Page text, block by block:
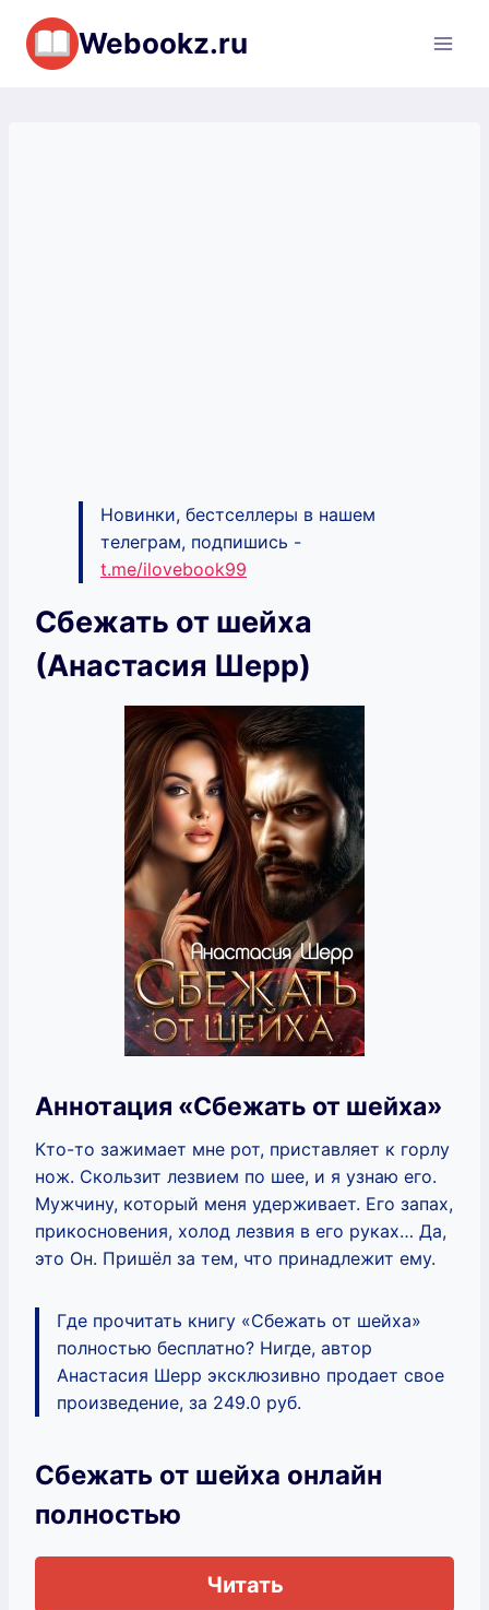
Перейти
содержимому
Webookz.ru
Новинки, бестселлеры в нашем
телеграм, подпишись -
t.me/ilovebook99
Сбежать от шейха
(Анастасия Шерр)
Аннотация «Сбежать от шейха»
Кто-то зажимает мне рот, приставляет к горлу
нож. Скользит лезвием по шее, и я узнаю его.
Мужчину, который меня удерживает. Его запах,
прикосновения, холод лезвия в его руках… Да,
это Он. Пришёл за тем, что принадлежит ему.
Где прочитать книгу «Сбежать от шейха»
полностью бесплатно? Нигде, автор
Анастасия Шерр эксклюзивно продает свое
произведение, за 249.0 руб.
Сбежать от шейха онлайн
полностью
Читать